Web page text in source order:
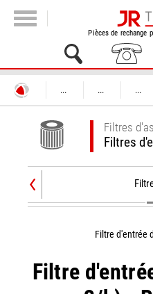
Pièces de rechange
... ... ...
Filtres
Filtres
Filtre
Filtre d'entrée